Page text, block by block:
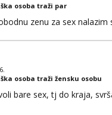
osoba traži par
zenu za sex
osoba traži žensku osobu
bare sex, tj do kraja,